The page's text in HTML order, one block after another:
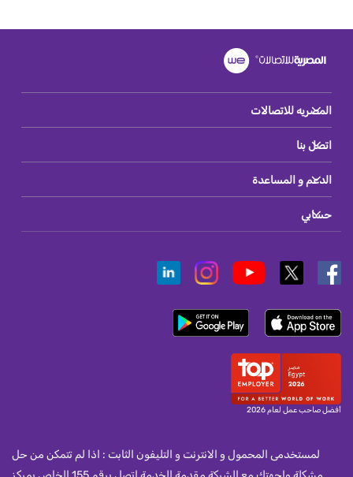
المصريه للاتصالات
اتصل بنا
الدعم و المساعدة
حسابي
أفضل صاحب عمل لعام 2026
لمستخدمى المحمول و الانترنت و التليفون الثابت : اذا لم تتمكن من حل